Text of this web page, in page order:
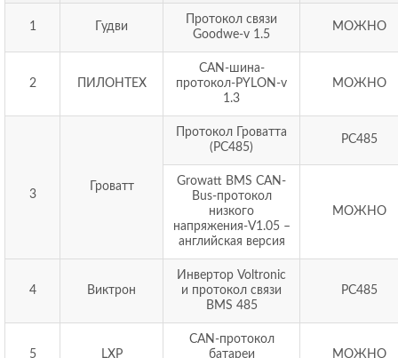
1 Гудви
Протокол связи
Goodwe-v 1.5
МОЖНО
2 ПИЛОНТЕХ
CAN-шина-
протокол-PYLON-v
1.3
МОЖНО
3
Гроватт
Протокол Гроватта
(РС485)
РС485
Growatt BMS CAN-
Bus-протокол
низкого
напряжения-V1.05 –
английская версия
МОЖНО
4 Виктрон
Инвертор Voltronic
и протокол связи
BMS 485
РС485
5 LXP
CAN-протокол
батареи
МОЖНО